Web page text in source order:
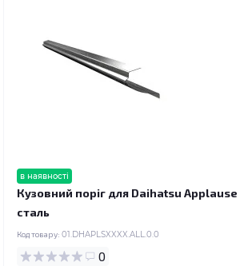
в наявності
Кузовний поріг для Daihatsu Applause
сталь
Код товару: 01.DHAPLSXXXX.ALL.0.0
0